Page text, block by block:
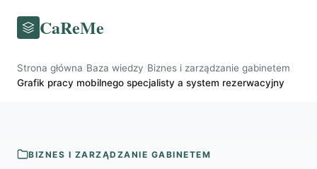
CaReMe
Strona główna Baza wiedzy Biznes i zarządzanie gabinetem
Grafik pracy mobilnego specjalisty a system rezerwacyjny
BIZNES I ZARZĄDZANIE GABINETEM